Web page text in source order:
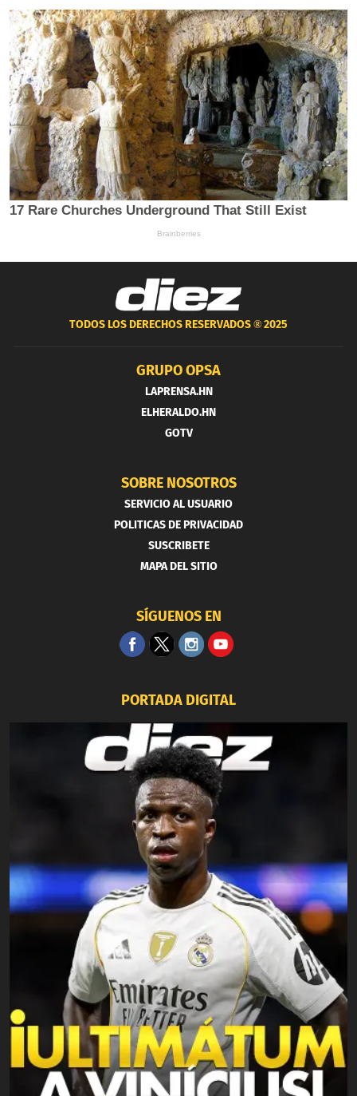
TODOS LOS DERECHOS RESERVADOS ®2025
GRUPO OPSA
LAPRENSA.HN
ELHERALDO.HN
GOTV
SOBRE NOSOTROS
SERVICIO AL USUARIO
POLITICAS DE PRIVACIDAD
SUSCRIBETE
MAPA DEL SITIO
SÍGUENOS EN
PORTADA DIGITAL